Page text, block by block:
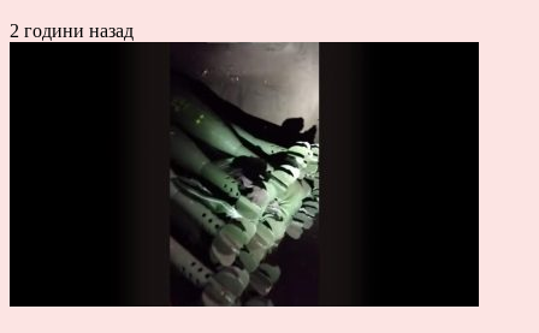
2 години назад